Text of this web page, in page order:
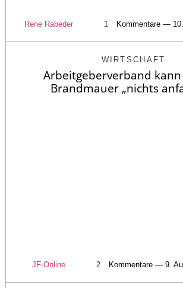
Rene Rabeder 1 Kommentare —
WIRTSCHAFT
Arbeitgeberverband
Brandmauer „nichts
JF-Online 2 Kommentare — 9.